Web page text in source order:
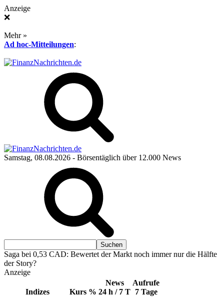
Anzeige
❌
Mehr »
Ad hoc-Mitteilungen:
Samstag, 08.08.2026 - Börsentäglich über 12.000 News
Saga bei 0,53 CAD: Bewertet der Markt noch immer nur die Hälfte
der Story?
Anzeige
Indizes Kurs %
News
24 h / 7 T
Aufrufe
7 Tage